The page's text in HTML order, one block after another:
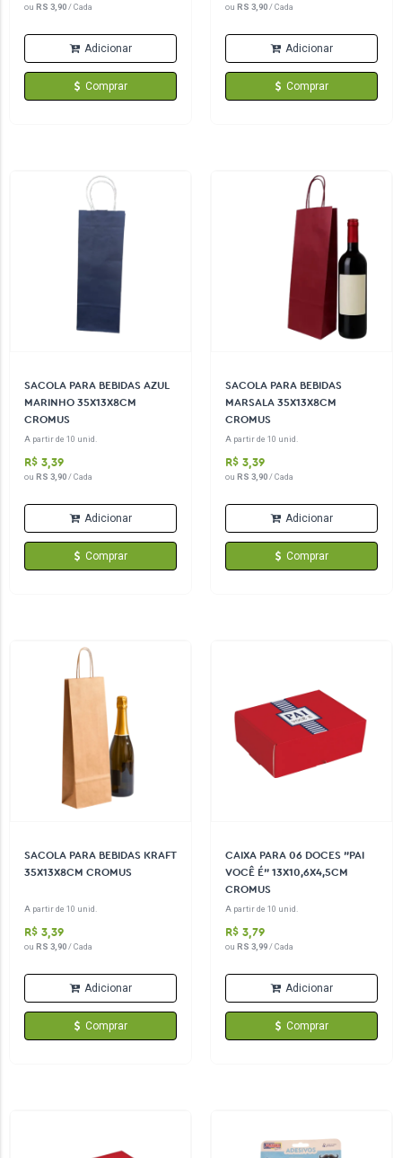
ou RS 3,90/ Cada
Adicionar
Comprar
ou RS 3,90/ Cada
Adicionar
Comprar
SACOLA PARA BEBIDAS AZUL
MARINHO 35X13X8CM
CROMUS
A partir de 10 unid.
R$ 3,39
ou RS 3,90/ Cada
Adicionar
Comprar
SACOLA PARA BEBIDAS
MARSALA 35X13X8CM
CROMUS
A partir de 10 unid.
R$ 3,39
ou RS 3,90/ Cada
Adicionar
Comprar
SACOLA PARA BEBIDAS KRAFT
35X13X8CM CROMUS
A partir de 10 unid.
R$ 3,39
ou RS 3,90/ Cada
Adicionar
Comprar
CAIXA PARA 06 DOCES "PAI
VOCÊ É" 13X10,6X4,5CM
CROMUS
A partir de 10 unid.
R$ 3,79
ou RS 3,99/ Cada
Adicionar
Comprar